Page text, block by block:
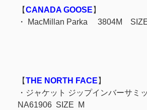
【CANADA GOOSE 】
・ MacMillan Parka 3804M
【THE NORTH FACE 】
・ ジャケット ジップインバーサミ
NA61906 SIZE M